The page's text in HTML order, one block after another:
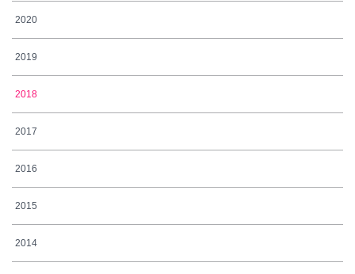
2020
2019
2018
2017
2016
2015
2014